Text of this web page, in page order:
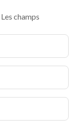
Les champs